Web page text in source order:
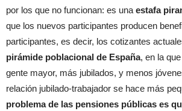
por los que no funcionan: es una estafa
que los nuevos participantes producen
participantes, es decir, los cotizantes
pirámide poblacional de España, en la
gente mayor, más jubilados, y menos
relación jubilado-trabajador se hace más
problema de las pensiones públicas es